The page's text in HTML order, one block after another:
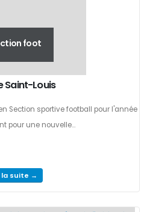
foot
Saint-Louis
Section sportive football pour l'année
pour une nouvelle...
la suite →